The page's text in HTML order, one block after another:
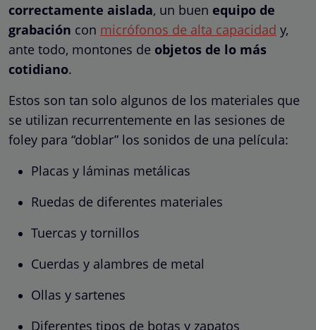
correctamente aislada, un buen equipo de
grabación con micrófonos de alta capacidad y,
ante todo, montones de objetos de lo más
cotidiano.
Estos son tan solo algunos de los materiales que
se utilizan recurrentemente en las sesiones de
foley para “doblar” los sonidos de una película:
Placas y láminas metálicas
Ruedas de diferentes materiales
Tuercas y tornillos
Cuerdas y alambres de metal
Ollas y sartenes
Diferentes tipos de botas y zapatos